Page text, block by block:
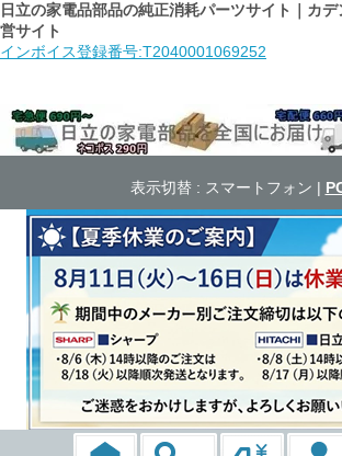
日立の家電品部品の純正消耗パーツサイト｜カ
営サイト
インボイス登録番号:T2040001069252
表示切替 : スマートフォン |